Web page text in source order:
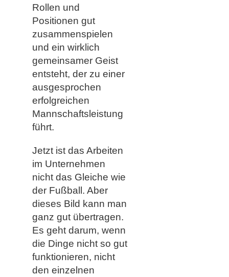
Rollen und
Positionen gut
zusammenspielen
und ein wirklich
gemeinsamer Geist
entsteht, der zu einer
ausgesprochen
erfolgreichen
Mannschaftsleistung
führt.
Jetzt ist das Arbeiten
im Unternehmen
nicht das Gleiche wie
der Fußball. Aber
dieses Bild kann man
ganz gut übertragen.
Es geht darum, wenn
die Dinge nicht so gut
funktionieren, nicht
den einzelnen